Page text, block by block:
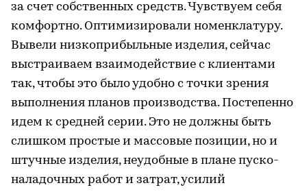
за счет собственных средств. Чувствуем себя
комфортно. Оптимизировали номенклатуру.
Вывели низкоприбыльные изделия, сейчас
выстраиваем взаимодействие с клиентами
так, чтобы это было удобно с точки зрения
выполнения планов производства. Постепенно
идем к средней серии. Это не должны быть
слишком простые и массовые позиции, но и
штучные изделия, неудобные в плане пуско-
наладочных работ и затрат, усилий